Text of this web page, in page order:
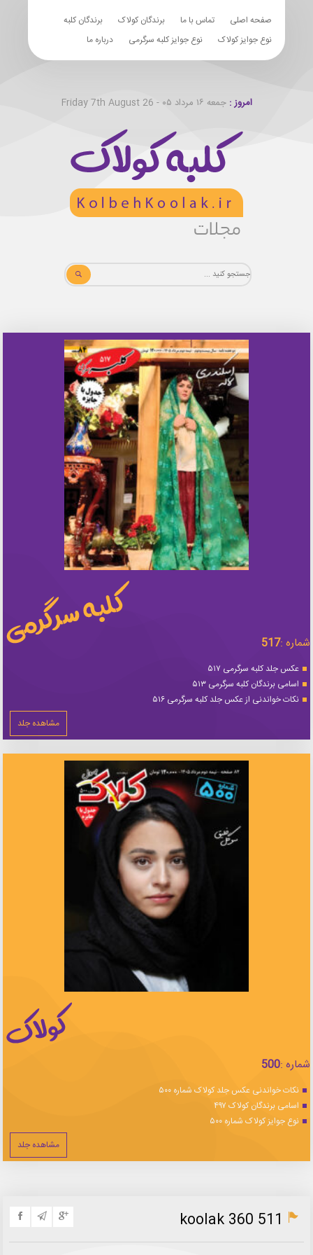
صفحه اصلی تماس با ما برندگان کولاک
برندگان کلبه
نوع جوایز کولاک
نوع جوایز کلبه سرگرمی درباره ما
امروز :جمعه ۱۶ مرداد ۰۵ - Friday 7th August 26
شماره :517
عکس جلد کلبه سرگرمی ۵۱۷
اسامی برندگان کلبه سرگرمی ۵۱۳
نکات خواندنی از عکس جلد کلبه سرگرمی ۵۱۶
مشاهده جلد
شماره :500
نکات خواندنی عکس جلد کولاک شماره ۵۰۰
اسامی برندگان کولاک ۴۹۷
نوع جوایز کولاک شماره ۵۰۰
مشاهده جلد
koolak 360 511